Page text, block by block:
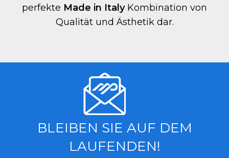
perfekte Made in ItalyKombination von
Qualität und Ästhetik dar.
BLEIBEN SIE AUF DEM
LAUFENDEN!